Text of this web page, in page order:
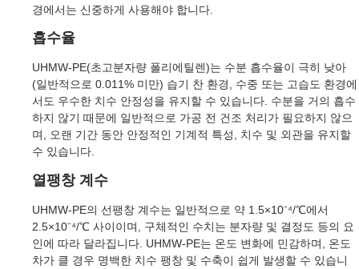
경에서는 신중하게 사용해야 합니다.
흡수율
UHMW-PE(초고분자량 폴리에틸렌)는 수분 흡수율이 극히 낮아
(일반적으로 0.011% 미만) 습기 찬 환경, 수중 또는 고습도 환경에
서도 우수한 치수 안정성을 유지할 수 있습니다. 수분을 거의 흡수
하지 않기 때문에 일반적으로 가공 전 건조 처리가 필요하지 않으
며, 오랜 기간 동안 안정적인 기계적 특성, 치수 및 외관을 유지할
수 있습니다.
열팽창 계수
UHMW-PE의 선팽창 계수는 일반적으로 약 1.5×10⁻⁴/℃에서
2.5×10⁻⁴/℃ 사이이며, 구체적인 수치는 분자량 및 결정도 등의 요
인에 따라 달라집니다. UHMW-PE는 온도 변화에 민감하며, 온도
차가 클 경우 명백한 치수 팽창 및 수축이 쉽게 발생할 수 있습니